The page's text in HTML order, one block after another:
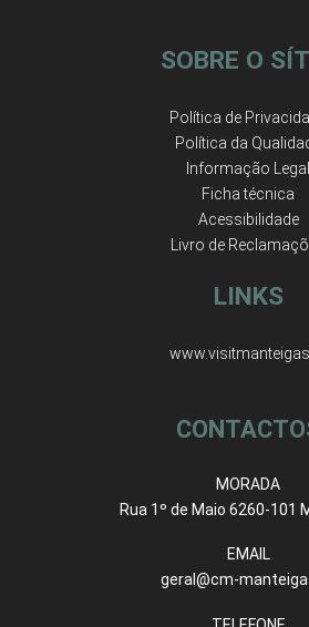
SOBRE O
Política de
Política da
Informação Legal
Ficha técnica
Acessibilidade
Livro de
LINKS
MORADA
Rua 1º de Maio 6260-101
EMAIL
geral@cm-